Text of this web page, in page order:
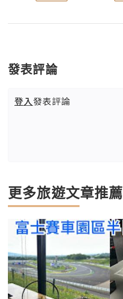
發表評論
登入發表評論
更多旅遊文章推薦